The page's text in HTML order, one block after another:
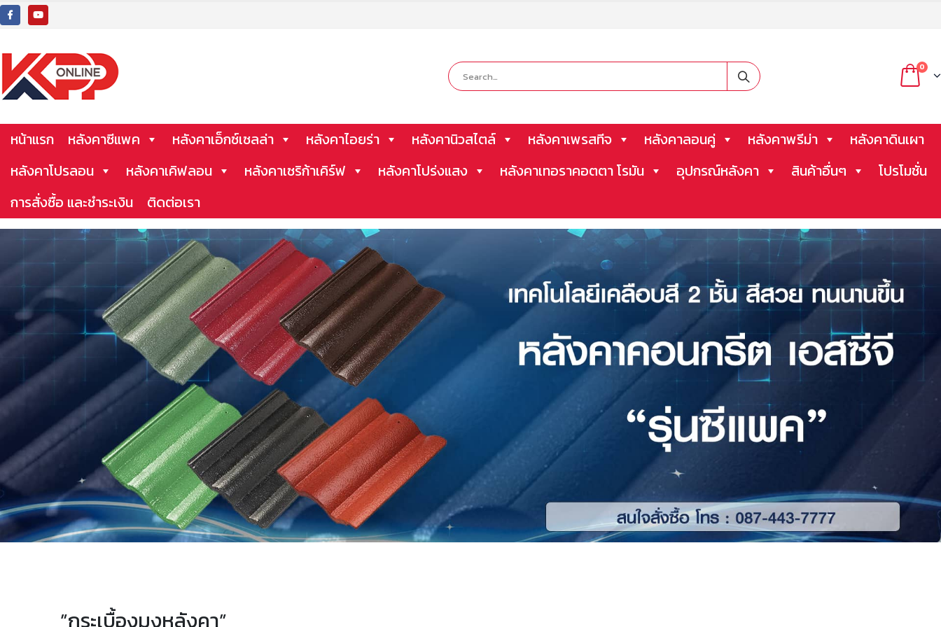
0
หน้าแรก หลังคาซีแพค หลังคาเอ็กซ์เซลล่า หลังคาไอยร่า หลังคานิวสไตล์ หลังคาเพรสทีจ หลังคาลอนคู่ หลังคาพรีม่า
หลังคาดินเผา
หลังคาโปรลอน
หลังคาเคิฟลอน หลังคาเซริก้าเคิร์ฟ หลังคาโปร่งแสง หลังคาเทอราคอตตา โรมัน อุปกรณ์หลังคา สินค้าอื่นๆ
โปรโมชั่น
การสั่งซื้อ และชำระเงิน
ติดต่อเรา
”กระเบื้องมุงหลังคา”